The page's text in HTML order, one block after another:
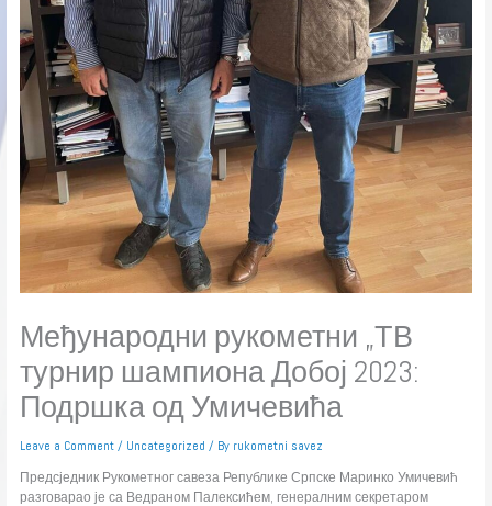
Међународни рукометни „ТВ
турнир шампиона Добој 2023:
Подршка од Умичевића
Leave a Comment / Uncategorized / By rukometni savez
Предсједник Рукометног савеза Републике Српске Маринко Умичевић
разговарао је са Ведраном Палексићем, генералним секретаром